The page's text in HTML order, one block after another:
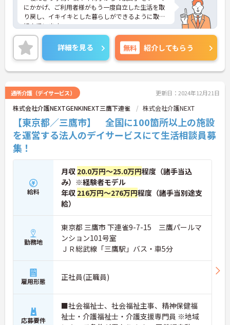
にかかげ、ご利用者様がもう一度自立した生活を取
り戻し、イキイキとした暮らしができるように取り
組んでいます。
整骨院からスタートした法人で、現在も店舗を増や
し続けている安定感のある母体です。事業拡大傾向
にあるため、頑張り次第ではキャリアアップも見込
めるます。複数の店舗を経営しているノウハウを生
かした研修制度も自身の成長に繋がります。自立支
る職場も魅力の1つです。
ご興味のある方はお気軽にお問い合わせ下さいま
せ。
詳細を見る 無料 紹介してもらう
通所介護（デイサービス） 更新日：2024年12月21日
株式会社介護NEXTGENKINEXT三鷹下連雀 株式会社介護NEXT
【東京都／三鷹市】 全国に100箇所以上の施設
を運営する法人のデイサービスにて生活相談員募
集！
給料
月収 20.0万円～25.0万円程度（諸手当込
み）※経験者モデル
年収 216万円～276万円程度（諸手当別途支
給）
勤務地
東京都 三鷹市 下連雀9-7-15 三鷹パールマ
ンション101号室
ＪＲ総武線「三鷹駅」バス・車5分
雇用形態 正社員(正職員)
応募要件
■社会福祉士、社会福祉主事、精神保健福
祉士・介護福祉士・介護支援専門員 ※地域